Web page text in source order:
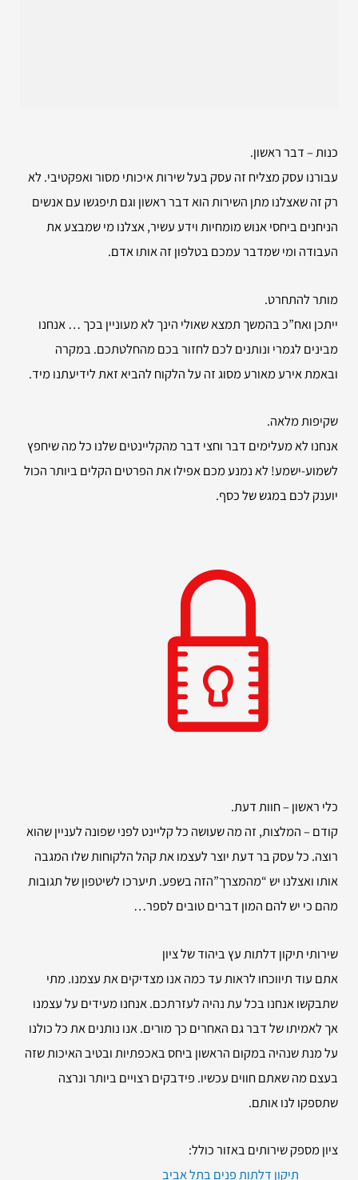
כנות – דבר ראשון.
עבורנו עסק מצליח זה עסק בעל שירות איכותי מסור ואפקטיבי. לא
רק זה שאצלנו מתן השירות הוא דבר ראשון וגם תיפגשו עם אנשים
הניחנים ביחסי אנוש מומחיות וידע עשיר, אצלנו מי שמבצע את
העבודה ומי שמדבר עמכם בטלפון זה אותו אדם.
מותר להתחרט.
ייתכן ואח”כ בהמשך תמצא שאולי הינך לא מעוניין בכך … אנחנו
מבינים לגמרי ונותנים לכם לחזור בכם מהחלטתכם. במקרה
ובאמת אירע מאורע מסוג זה על הלקוח להביא זאת לידיעתנו מיד.
שקיפות מלאה.
אנחנו לא מעלימים דבר וחצי דבר מהקליינטים שלנו כל מה שיחפץ
לשמוע-ישמע! לא נמנע מכם אפילו את הפרטים הקלים ביותר הכול
יוענק לכם במגש של כסף.
כלי ראשון – חוות דעת.
קודם – המלצות, זה מה שעושה כל קליינט לפני שפונה לעניין שהוא
רוצה. כל עסק בר דעת יוצר לעצמו את קהל הלקוחות שלו המגבה
אותו ואצלנו יש “מהמצרך”הזה בשפע. תיערכו לשיטפון של תגובות
מהם כי יש להם המון דברים טובים לספר…
שירותי תיקון דלתות עץ ביהוד של ציון
אתם עוד תיווכחו לראות עד כמה אנו מצדיקים את עצמנו. מתי
שתבקשו אנחנו בכל עת נהיה לעזרתכם. אנחנו מעידים על עצמנו
אך לאמיתו של דבר גם האחרים כך מורים. אנו נותנים את כל כולנו
על מנת שנהיה במקום הראשון ביחס באכפתיות ובטיב האיכות שזה
בעצם מה שאתם חווים עכשיו. פידבקים רצויים ביותר ונרצה
שתספקו לנו אותם.
ציון מספק שירותים באזור כולל:
תיקון דלתות פנים בתל אביב